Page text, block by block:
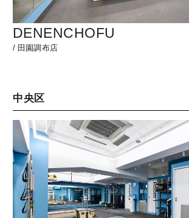
DENENCHOFU
/ 田園調布店
中央区